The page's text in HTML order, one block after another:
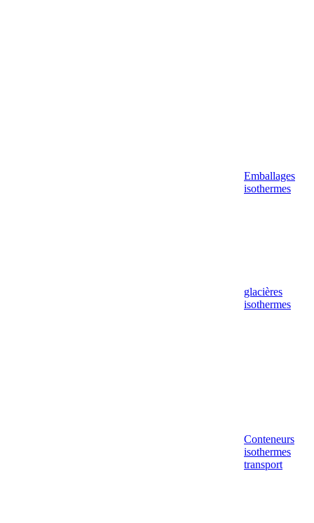
Emballages
isothermes
glacières
isothermes
Conteneurs
isothermes
transport